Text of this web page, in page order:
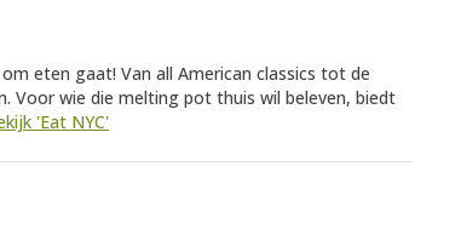
eten gaat! Van all American classics tot de
Voor wie die melting pot thuis wil beleven, biedt
'Eat NYC'